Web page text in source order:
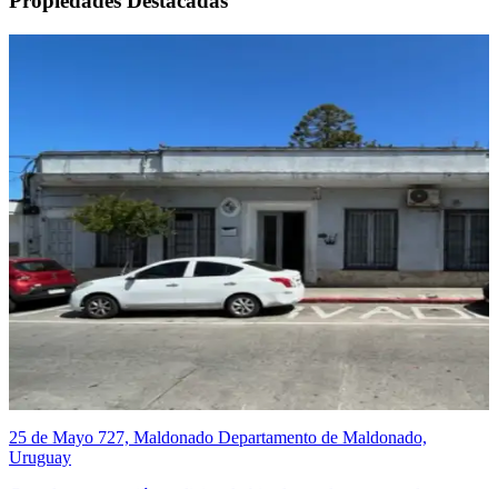
25 de Mayo 727, Maldonado Departamento de Maldonado,
Uruguay